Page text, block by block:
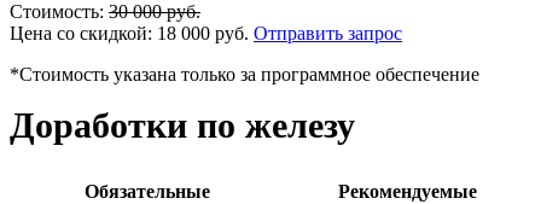
Стоимость: 30 000руб.
Цена со скидкой: 18 000 руб. Отправить запрос
*Стоимость указана только за программное обеспечение
Доработки по железу
Обязательные Рекомендуемые